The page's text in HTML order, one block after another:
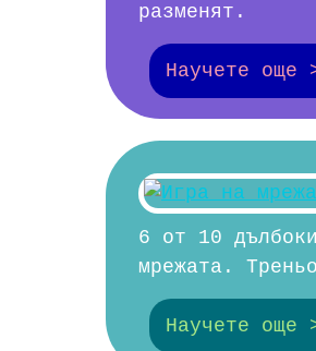
разменят.
Научете още
6 от 10
мрежата.
Научете още